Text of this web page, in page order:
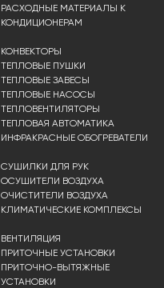
РАСХОДНЫЕ МАТЕРИАЛЫ К
КОНДИЦИОНЕРАМ
КОНВЕКТОРЫ
ТЕПЛОВЫЕ ПУШКИ
ТЕПЛОВЫЕ ЗАВЕСЫ
ТЕПЛОВЫЕ НАСОСЫ
ТЕПЛОВЕНТИЛЯТОРЫ
ТЕПЛОВАЯ АВТОМАТИКА
ИНФРАКРАСНЫЕ ОБОГРЕВАТЕЛИ
СУШИЛКИ ДЛЯ РУК
ОСУШИТЕЛИ ВОЗДУХА
ОЧИСТИТЕЛИ ВОЗДУХА
КЛИМАТИЧЕСКИЕ КОМПЛЕКСЫ
ВЕНТИЛЯЦИЯ
ПРИТОЧНЫЕ УСТАНОВКИ
ПРИТОЧНО-ВЫТЯЖНЫЕ
УСТАНОВКИ